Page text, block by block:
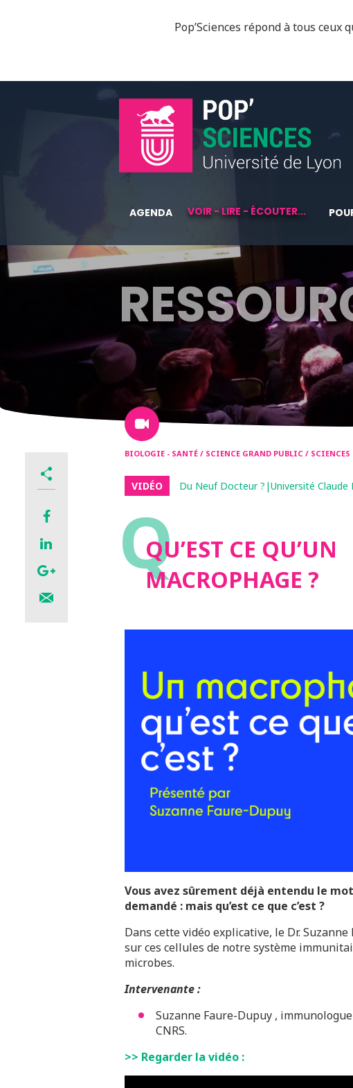
Pop’Sciences répond à tous ceux
AGENDA VOIR - LIRE - ÉCOUTER...
BIOLOGIE - SANTÉ / SCIENCE GRAND PUBLIC /
VIDÉO Du Neuf Docteur ?|Université Claude
QQU’EST CE QU’UN
MACROPHAGE ?
Vous avez sûrement déjà entendu le
demandé : mais qu’est ce que c’est ?
Dans cette vidéo explicative, le Dr.
sur ces cellules de notre système
microbes.
Intervenante :
Suzanne Faure-Dupuy ,
CNRS.
>> Regarder la vidéo :